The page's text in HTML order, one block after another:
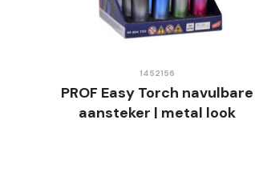
1452156
PROF Easy Torch navulbare
aansteker | metal look